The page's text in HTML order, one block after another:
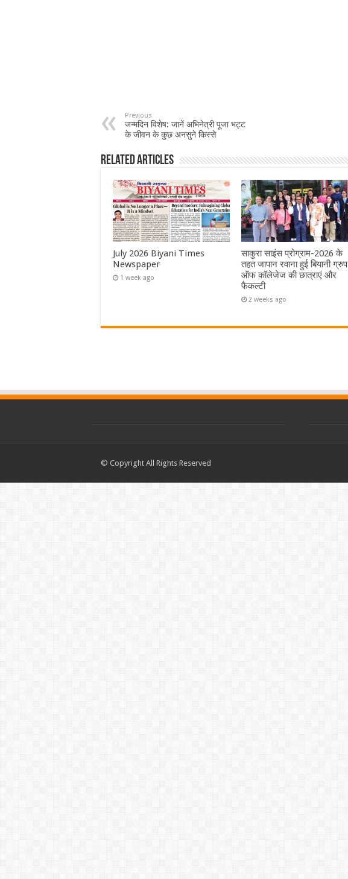
Previous
जन्मदिन विशेष: जानें अभिनेत्री पूजा भट्ट
के जीवन के कुछ अनसुने किस्से
Related Articles
July 2026 Biyani Times
Newspaper
1 week ago
साकुरा साइंस प्रोग्राम-2026 के
तहत जापान रवाना हुई बियानी ग्रुप
ऑफ कॉलेजेज की छात्राएं और
फैकल्टी
2 weeks ago
© Copyright All Rights Reserved